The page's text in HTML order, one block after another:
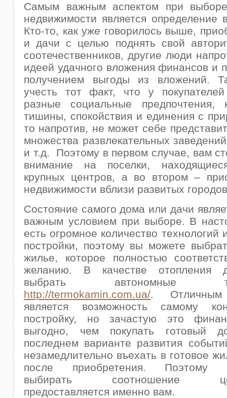
Самым важным аспектом при выборе
недвижимости является определение
Кто-то, как уже говорилось выше,
и дачи с целью поднять свой
соотечественников, другие люди
идеей удачного вложения финансов и
получением выгоды из вложений.
учесть тот факт, что у
разные социальные предпочтения,
тишины, спокойствия и единения с
то напротив, не может себе
множества развлекательных
и т.д. Поэтому в первом случае, вам
внимание на поселки,
крупных центров, а во втором –
недвижимости вблизи развитых
Состояние самого дома или дачи
важным условием при выборе. В
есть огромное количество технологий
постройки, поэтому вы можете
жилье, которое полностью
желанию. В качестве отопления
выбрать автономные
http://termokamin.com.ua/. Отличным
является возможность самому
постройку, но зачастую это
выгодно, чем покупать готовый
последнем варианте развития
незамедлительно въехать в готовое
после приобретения. Поэтому
выбирать соотношение
предоставляется именно вам.